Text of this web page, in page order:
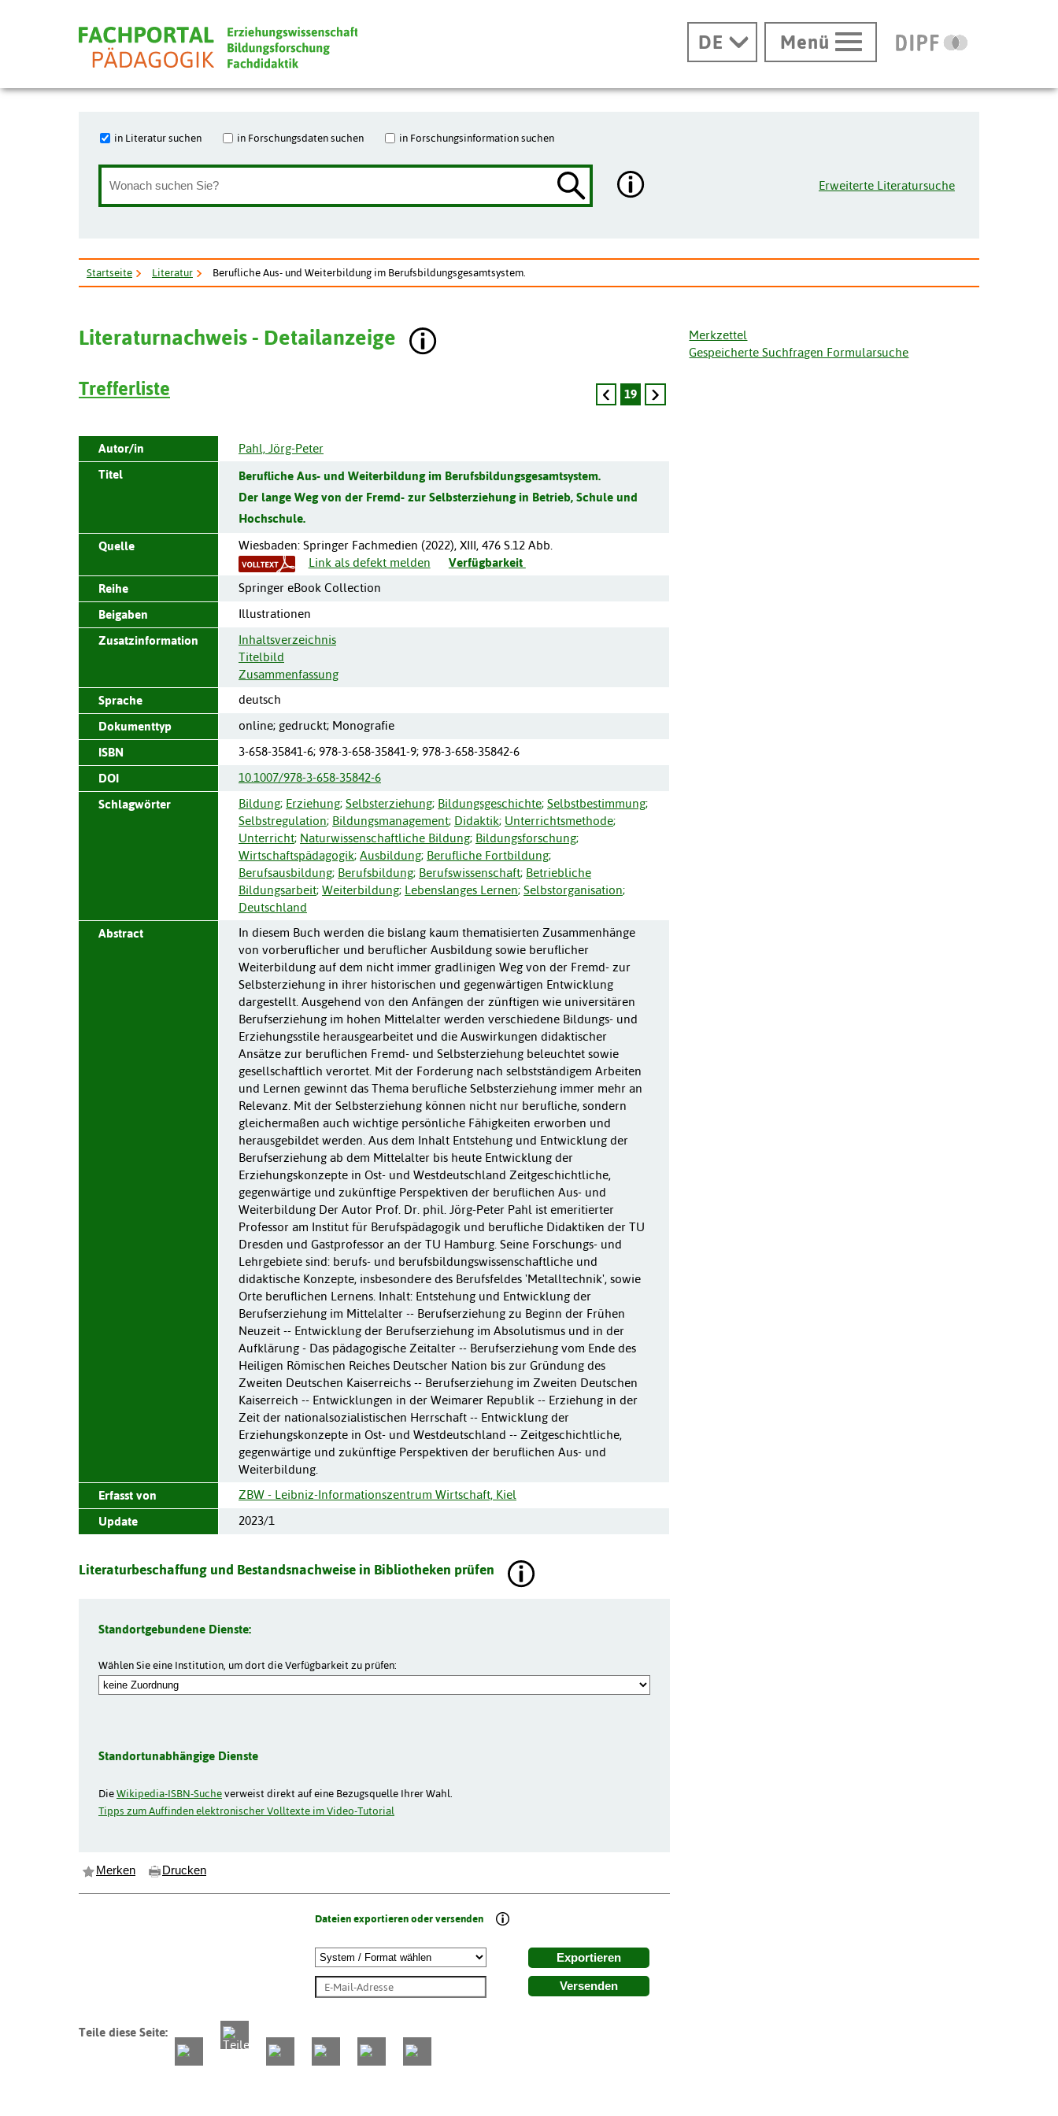
DE Menü
in Literatur suchen in Forschungsdaten suchen in Forschungsinformation suchen
Erweiterte Literatursuche
Startseite Literatur Berufliche Aus- und Weiterbildung im Berufsbildungsgesamtsystem.
Literaturnachweis - Detailanzeige
Merkzettel
Gespeicherte Suchfragen Formularsuche
Trefferliste 19
Autor/in
Pahl, Jörg-Peter
Titel
Berufliche Aus- und Weiterbildung im Berufsbildungsgesamtsystem.
Der lange Weg von der Fremd- zur Selbsterziehung in Betrieb, Schule und
Hochschule.
Quelle Wiesbaden: Springer Fachmedien (2022), XIII, 476 S.12 Abb.
Link als defekt melden
Verfügbarkeit
Reihe
Springer eBook Collection
Beigaben
Illustrationen
Zusatzinformation
Inhaltsverzeichnis
Titelbild
Zusammenfassung
Sprache
deutsch
Dokumenttyp
online; gedruckt; Monografie
ISBN
3-658-35841-6; 978-3-658-35841-9; 978-3-658-35842-6
DOI
10.1007/978-3-658-35842-6
Schlagwörter
Bildung; Erziehung; Selbsterziehung; Bildungsgeschichte; Selbstbestimmung;
Selbstregulation; Bildungsmanagement; Didaktik; Unterrichtsmethode;
Unterricht; Naturwissenschaftliche Bildung; Bildungsforschung;
Wirtschaftspädagogik; Ausbildung; Berufliche Fortbildung;
Berufsausbildung; Berufsbildung; Berufswissenschaft; Betriebliche
Bildungsarbeit; Weiterbildung; Lebenslanges Lernen; Selbstorganisation;
Deutschland
Abstract
In diesem Buch werden die bislang kaum thematisierten Zusammenhänge
von vorberuflicher und beruflicher Ausbildung sowie beruflicher
Weiterbildung auf dem nicht immer gradlinigen Weg von der Fremd- zur
Selbsterziehung in ihrer historischen und gegenwärtigen Entwicklung
dargestellt. Ausgehend von den Anfängen der zünftigen wie universitären
Berufserziehung im hohen Mittelalter werden verschiedene Bildungs- und
Erziehungsstile herausgearbeitet und die Auswirkungen didaktischer
Ansätze zur beruflichen Fremd- und Selbsterziehung beleuchtet sowie
gesellschaftlich verortet. Mit der Forderung nach selbstständigem Arbeiten
und Lernen gewinnt das Thema berufliche Selbsterziehung immer mehr an
Relevanz. Mit der Selbsterziehung können nicht nur berufliche, sondern
gleichermaßen auch wichtige persönliche Fähigkeiten erworben und
herausgebildet werden. Aus dem Inhalt Entstehung und Entwicklung der
Berufserziehung ab dem Mittelalter bis heute Entwicklung der
Erziehungskonzepte in Ost- und Westdeutschland Zeitgeschichtliche,
gegenwärtige und zukünftige Perspektiven der beruflichen Aus- und
Weiterbildung Der Autor Prof. Dr. phil. Jörg-Peter Pahl ist emeritierter
Professor am Institut für Berufspädagogik und berufliche Didaktiken der TU
Dresden und Gastprofessor an der TU Hamburg. Seine Forschungs- und
Lehrgebiete sind: berufs- und berufsbildungswissenschaftliche und
didaktische Konzepte, insbesondere des Berufsfeldes 'Metalltechnik', sowie
Orte beruflichen Lernens. Inhalt: Entstehung und Entwicklung der
Berufserziehung im Mittelalter -- Berufserziehung zu Beginn der Frühen
Neuzeit -- Entwicklung der Berufserziehung im Absolutismus und in der
Aufklärung - Das pädagogische Zeitalter -- Berufserziehung vom Ende des
Heiligen Römischen Reiches Deutscher Nation bis zur Gründung des
Zweiten Deutschen Kaiserreichs -- Berufserziehung im Zweiten Deutschen
Kaiserreich -- Entwicklungen in der Weimarer Republik -- Erziehung in der
Zeit der nationalsozialistischen Herrschaft -- Entwicklung der
Erziehungskonzepte in Ost- und Westdeutschland -- Zeitgeschichtliche,
gegenwärtige und zukünftige Perspektiven der beruflichen Aus- und
Weiterbildung.
Erfasst von
ZBW - Leibniz-Informationszentrum Wirtschaft, Kiel
Update
2023/1
Literaturbeschaffung und Bestandsnachweise in Bibliotheken prüfen
Standortgebundene Dienste:
Wählen Sie eine Institution, um dort die Verfügbarkeit zu prüfen:
Standortunabhängige Dienste
DieWikipedia-ISBN-Sucheverweist direkt auf eine Bezugsquelle Ihrer Wahl.
Tipps zum Auffinden elektronischer Volltexte im Video-Tutorial
Merken Drucken
Dateien exportieren oder versenden
Exportieren
Versenden
Teile diese Seite: